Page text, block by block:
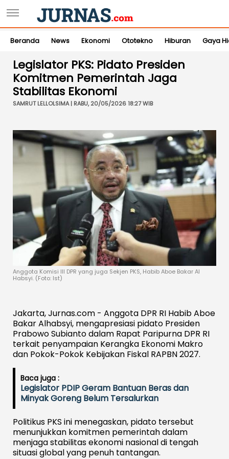
Beranda News Ekonomi Ototekno Hiburan Gaya
Legislator PKS: Pidato Presiden
Komitmen Pemerintah Jaga
Stabilitas Ekonomi
SAMRUT LELLOLSIMA | RABU, 20/05/2026 18:27 WIB
Anggota Komisi III DPR yang juga Sekjen PKS, Habib Aboe Bakar Al
Habsyi. (Foto: Ist)
Jakarta, Jurnas.com - Anggota DPR RI Habib Aboe
Bakar Alhabsyi, mengapresiasi pidato Presiden
Prabowo Subianto dalam Rapat Paripurna DPR RI
terkait penyampaian Kerangka Ekonomi Makro
dan Pokok-Pokok Kebijakan Fiskal RAPBN 2027.
Baca juga :
Legislator PDIP Geram Bantuan Beras dan
Minyak Goreng Belum Tersalurkan
Politikus PKS ini menegaskan, pidato tersebut
menunjukkan komitmen pemerintah dalam
menjaga stabilitas ekonomi nasional di tengah
situasi global yang penuh tantangan.